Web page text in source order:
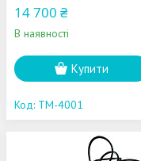
14 700 ₴
В наявності
Купити
TM-4001